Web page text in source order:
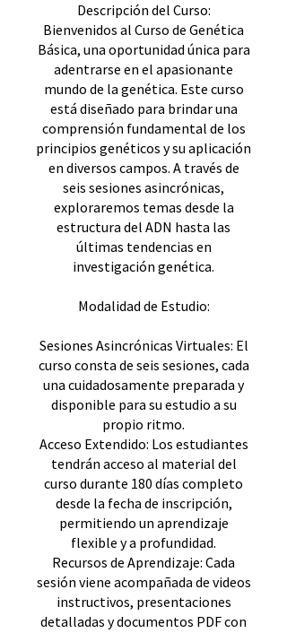
Descripción del Curso:
Bienvenidos al Curso de Genética
Básica, una oportunidad única para
adentrarse en el apasionante
mundo de la genética. Este curso
está diseñado para brindar una
comprensión fundamental de los
principios genéticos y su aplicación
en diversos campos. A través de
seis sesiones asincrónicas,
exploraremos temas desde la
estructura del ADN hasta las
últimas tendencias en
investigación genética.
Modalidad de Estudio:
Sesiones Asincrónicas Virtuales: El
curso consta de seis sesiones, cada
una cuidadosamente preparada y
disponible para su estudio a su
propio ritmo.
Acceso Extendido: Los estudiantes
tendrán acceso al material del
curso durante 180 días completo
desde la fecha de inscripción,
permitiendo un aprendizaje
flexible y a profundidad.
Recursos de Aprendizaje: Cada
sesión viene acompañada de videos
instructivos, presentaciones
detalladas y documentos PDF con